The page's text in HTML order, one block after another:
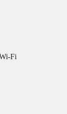
Fi